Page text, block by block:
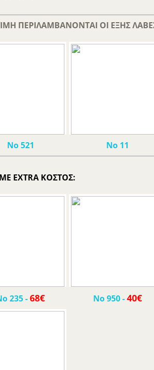
ΠΕΡΙΛΑΜΒΑΝΟΝΤΑΙ ΟΙ ΕΞΗΣ
Νο 521 Νο 11
EXTRA ΚΟΣΤΟΣ:
235-68€ Νο 950-40€